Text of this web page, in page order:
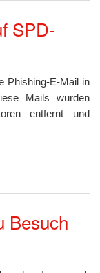
SPD-
Phishing-E-Mail in
Mails wurden
entfernt und
Besuch